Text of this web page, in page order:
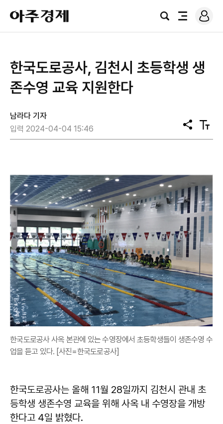
아
주
경
검
전
로
그
한국도로공사, 김천시 초등학생 생
존수영 교육 지원한다
남라다 기자
입력 2024-04-04 15:46
공
유
텍
스
한국도로공사 사옥 본관에 있는 수영장에서 초등학생들이 생존수영 수
업을 듣고 있다. [사진=한국도로공사]
한국도로공사는 올해 11월 28일까지 김천시 관내 초
등학생 생존수영 교육을 위해 사옥 내 수영장을 개방
한다고 4일 밝혔다.